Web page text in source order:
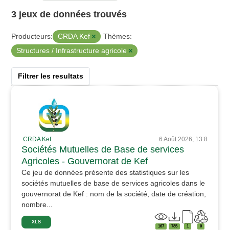
3 jeux de données trouvés
Producteurs: CRDA Kef
Thèmes:
Structures / Infrastructure agricole
Filtrer les resultats
CRDA Kef 6 Août 2026, 13:8
Sociétés Mutuelles de Base de services
Agricoles - Gouvernorat de Kef
Ce jeu de données présente des statistiques sur les
sociétés mutuelles de base de services agricoles dans le
gouvernorat de Kef : nom de la société, date de création,
nombre...
XLS
167 785 1 0